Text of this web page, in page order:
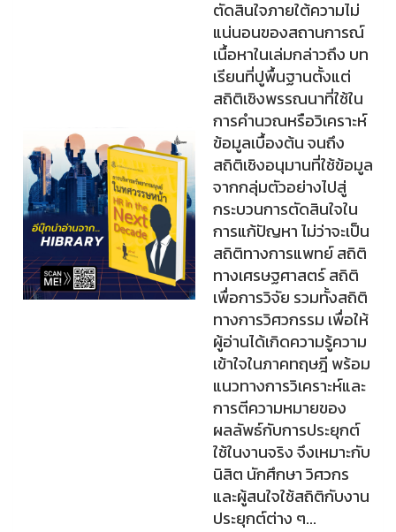
ตัดสินใจภายใต้ความไม่
แน่นอนของสถานการณ์
เนื้อหาในเล่มกล่าวถึง บท
เรียนที่ปูพื้นฐานตั้งแต่
สถิติเชิงพรรณนาที่ใช้ใน
การคำนวณหรือวิเคราะห์
ข้อมูลเบื้องต้น จนถึง
สถิติเชิงอนุมานที่ใช้ข้อมูล
จากกลุ่มตัวอย่างไปสู่
กระบวนการตัดสินใจใน
การแก้ปัญหา ไม่ว่าจะเป็น
สถิติทางการแพทย์ สถิติ
ทางเศรษฐศาสตร์ สถิติ
เพื่อการวิจัย รวมทั้งสถิติ
ทางการวิศวกรรม เพื่อให้
ผู้อ่านได้เกิดความรู้ความ
เข้าใจในภาคทฤษฎี พร้อม
แนวทางการวิเคราะห์และ
การตีความหมายของ
ผลลัพธ์กับการประยุกต์
ใช้ในงานจริง จึงเหมาะกับ
นิสิต นักศึกษา วิศวกร
และผู้สนใจใช้สถิติกับงาน
ประยุกต์ต่าง ๆ...